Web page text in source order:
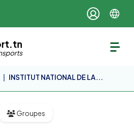
INSTITUT NATIONAL DE LA...
Groupes